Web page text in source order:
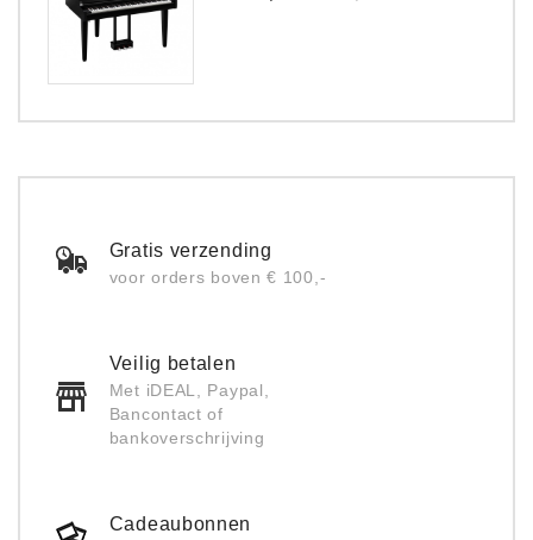
Gratis verzending
voor orders boven € 100,-
Veilig betalen
Met iDEAL, Paypal,
Bancontact of
bankoverschrijving
Cadeaubonnen